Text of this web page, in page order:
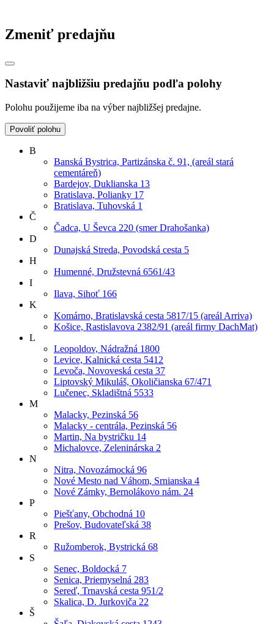
Zmeniť predajňu
Nastaviť najbližšiu predajňu podľa polohy
Polohu použijeme iba na výber najbližšej predajne.
Povoliť polohu
B
Banská Bystrica, Partizánska č. 91, (areál stará
cementáreň)
Bardejov, Duklianska 13
Bratislava, Polianky 17
Bratislava, Tuhovská 1
Č
Čadca, U Ševca 220 (smer Drahošanka)
D
Dunajská Streda, Povodská cesta 5
H
Humenné, Družstevná 6561/43
I
Ilava, Sihoť 166
K
Komárno, Bratislavská cesta 5817/15 (areál Arriva)
Košice, Rastislavova 2382/91 (areál firmy DachMat)
L
Leopoldov, Nádražná 1800
Levice, Kalnická cesta 5412
Levoča, Novoveská cesta 37
Liptovský Mikuláš, Okoličianska 67/471
Lučenec, Skladištná 5533
M
Malacky, Pezinská 56
Malacky - centrála, Pezinská 56
Martin, Na bystričku 14
Michalovce, Zeleninárska 2
N
Nitra, Novozámocká 96
Nové Mesto nad Váhom, Srnianska 4
Nové Zámky, Bernolákovo nám. 24
P
Piešťany, Obchodná 10
Prešov, Budovateľská 38
R
Ružomberok, Bystrická 68
S
Senec, Boldocká 7
Senica, Priemyselná 283
Sereď, Trnavská cesta 951/2
Skalica, D. Jurkoviča 22
Š